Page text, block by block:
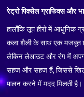
रेट्रो पिक्सेल ग्राफिक्स और
हालाँकि लूप हीरो में आधुनिक
कला शैली के साथ एक मजबूत
लेकिन लेआउट और रंग में
सहज और सहज हैं, जिससे
पालन करने में मदद मिलती है।